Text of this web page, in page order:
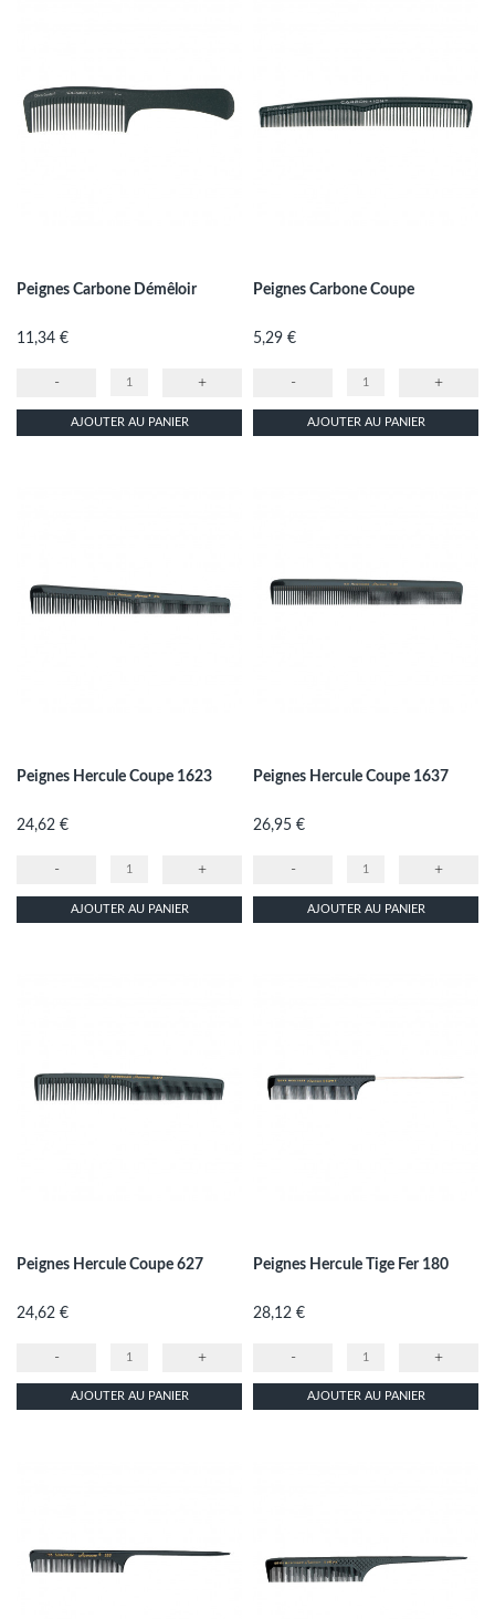
Peignes Carbone Démêloir
Prix
11,34 €
- +
AJOUTER AU PANIER
Peignes Carbone Coupe
Prix
5,29 €
- +
AJOUTER AU PANIER
Peignes Hercule Coupe 1623
Prix
24,62 €
- +
AJOUTER AU PANIER
Peignes Hercule Coupe 1637
Prix
26,95 €
- +
AJOUTER AU PANIER
Peignes Hercule Coupe 627
Prix
24,62 €
- +
AJOUTER AU PANIER
Peignes Hercule Tige Fer 180
Prix
28,12 €
- +
AJOUTER AU PANIER